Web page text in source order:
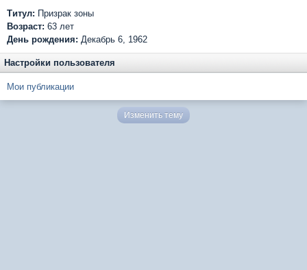
Титул: Призрак зоны
Возраст: 63 лет
День рождения: Декабрь 6, 1962
Настройки пользователя
Мои публикации
Изменить тему